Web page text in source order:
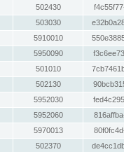
502430
503030
5910010
5950090
501010
502130
5952030
5952060
5970013
502370